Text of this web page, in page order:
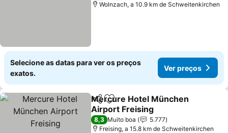
Wolnzach, a 10.9 km de Schweitenkirchen
Selecione as datas para ver os preços
exatos.
Ver preços
PartilharAdicionar aos favoritos
Mercure Hotel München
Airport Freising
8,3 Muito boa
5.777
Freising, a 15.8 km de Schweitenkirchen